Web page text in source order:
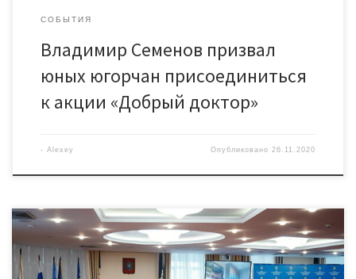
СОБЫТИЯ
Владимир Семенов призвал
юных югорчан присоединиться
к акции «Добрый доктор»
- Alexey Опубликовано26.11.2020
На сегодняшнем заседании Комитета Думы Югры по
законодательству, вопросам государственной власти
и местному самоуправлению был рассмотрен отчет о ходе